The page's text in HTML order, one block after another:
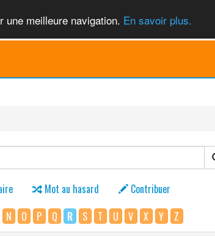
meilleure navigation. En savoir plus.
Mot au hasard
Contribuer
N O P Q R S T U V X Y Z